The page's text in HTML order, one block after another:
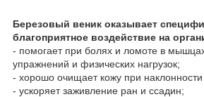
Березовый веник оказывает
благоприятное воздействие на
- помогает при болях и ломоте в
упражнений и физических нагрузок;
- хорошо очищает кожу при
- ускоряет заживление ран и ссадин;